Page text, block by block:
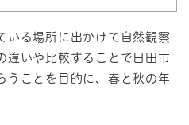
いる場所に出かけて自然観察
違いや比較することで日田市
うことを目的に、春と秋の年